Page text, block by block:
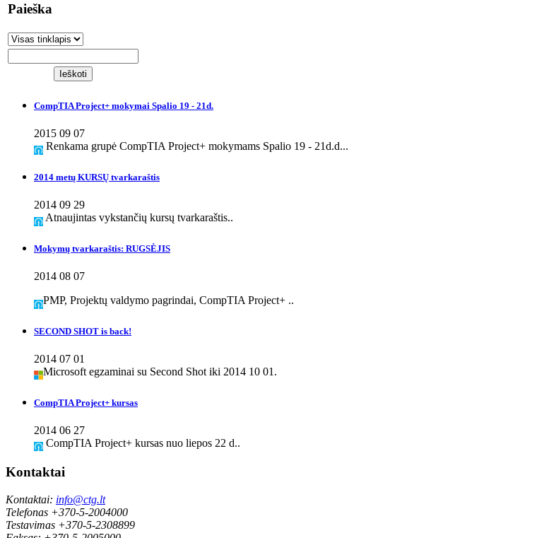
Paieška
CompTIA Project+ mokymai Spalio 19 - 21d.
2015 09 07
Renkama grupė CompTIA Project+ mokymams Spalio 19 - 21d.d...
2014 metų KURSŲ tvarkaraštis
2014 09 29
Atnaujintas vykstančių kursų tvarkaraštis..
Mokymų tvarkaraštis: RUGSĖJIS
2014 08 07
PMP, Projektų valdymo pagrindai, CompTIA Project+ ..
SECOND SHOT is back!
2014 07 01
Microsoft egzaminai su Second Shot iki 2014 10 01.
CompTIA Project+ kursas
2014 06 27
CompTIA Project+ kursas nuo liepos 22 d..
Kontaktai
Kontaktai: info@ctg.lt
Telefonas +370-5-2004000
Testavimas +370-5-2308899